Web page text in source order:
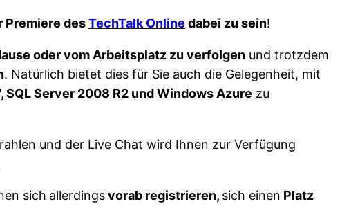
Premiere desTechTalk Online dabei zu sein!
oder vom Arbeitsplatz zu verfolgen und trotzdem
. Natürlich bietet dies für Sie auch die Gelegenheit, mit
SQL Server 2008 R2 und Windows Azure zu
und der Live Chat wird Ihnen zur Verfügung
sich allerdingsvorab registrieren, sich einen Platz